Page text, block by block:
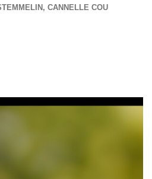
CANNELLE COU